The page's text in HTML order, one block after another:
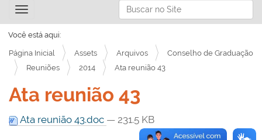
Busca
Busca Avançada…
Toggle navigation
Você está aqui:
Página Inicial Assets Arquivos
Conselho de Graduação
Reuniões
2014 Ata reunião 43
Ata reunião 43
Ata reunião 43.doc — 231.5 KB